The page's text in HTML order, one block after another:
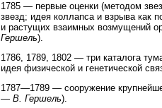
1785 — первые оценки (методом
звезд; идея коллапса и взрыва как
и растущих взаимных возмущений
Гершель).
1786, 1789, 1802 — три каталога
идея физической и генетической
1787—1789 — сооружение
— В. Гершель).